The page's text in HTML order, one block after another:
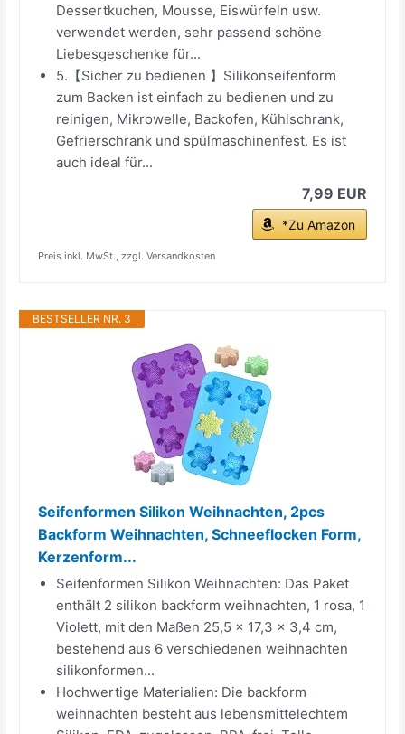
Dessertkuchen, Mousse, Eiswürfeln usw.
verwendet werden, sehr passend schöne
Liebesgeschenke für...
5.【Sicher zu bedienen 】Silikonseifenform
zum Backen ist einfach zu bedienen und zu
reinigen, Mikrowelle, Backofen, Kühlschrank,
Gefrierschrank und spülmaschinenfest. Es ist
auch ideal für...
7,99 EUR
*Zu Amazon
Preis inkl. MwSt., zzgl. Versandkosten
BESTSELLER NR. 3
Seifenformen Silikon Weihnachten, 2pcs
Backform Weihnachten, Schneeflocken Form,
Kerzenform...
Seifenformen Silikon Weihnachten: Das Paket
enthält 2 silikon backform weihnachten, 1 rosa, 1
Violett, mit den Maßen 25,5 x 17,3 x 3,4 cm,
bestehend aus 6 verschiedenen weihnachten
silikonformen...
Hochwertige Materialien: Die backform
weihnachten besteht aus lebensmittelechtem